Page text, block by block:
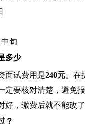
中旬
多少
面试费用是240元。在
要核对清楚，避免报
，缴费后就不能改了
？